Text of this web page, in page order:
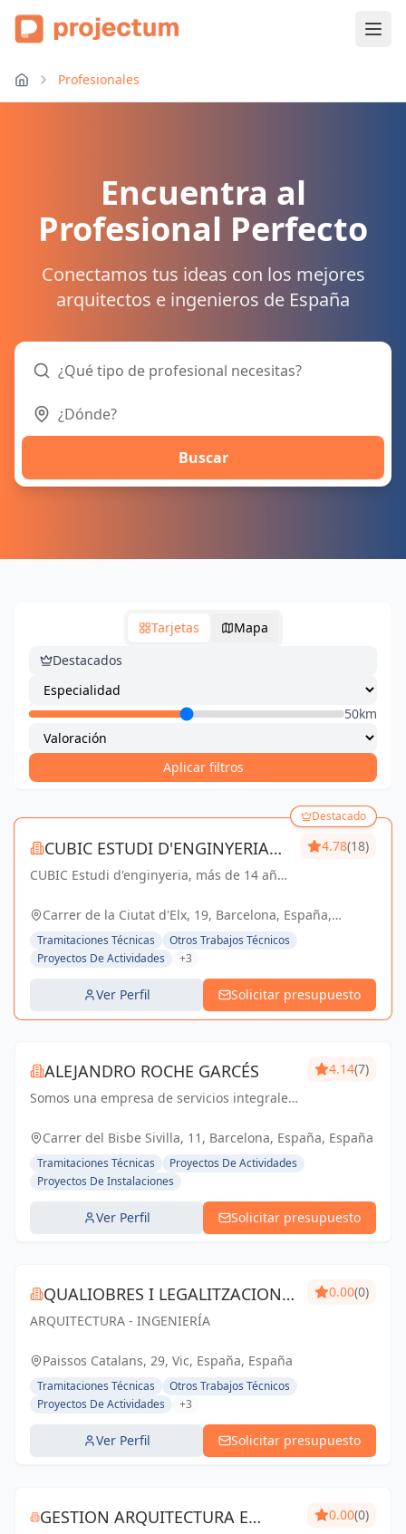
Profesionales
Encuentra al
Profesional Perfecto
Conectamos tus ideas con los mejores
arquitectos e ingenieros de España
Buscar
Tarjetas
Mapa
Destacados
50km
Aplicar filtros
Destacado
CUBIC ESTUDI D'ENGINYERIA
S.L.
CUBIC Estudi d'enginyeria, más de 14 años
Ingeniería con una trayectoria sólida y
4.78(18)
Carrer de la Ciutat d'Elx, 19, Barcelona, España,
España
Tramitaciones Técnicas
Otros Trabajos Técnicos
Proyectos De Actividades
+3
Ver Perfil Solicitar presupuesto
ALEJANDRO ROCHE GARCÉS
Somos una empresa de servicios integrales
necesidades técnicas de nuestr@s clientes
conocimie...
4.14(7)
Carrer del Bisbe Sivilla, 11, Barcelona, España, España
Tramitaciones Técnicas
Proyectos De Actividades
Proyectos De Instalaciones
Ver Perfil Solicitar presupuesto
QUALIOBRES I LEGALITZACIONS
SL
ARQUITECTURA - INGENIERÍA
0.00(0)
Paissos Catalans, 29, Vic, España, España
Tramitaciones Técnicas
Otros Trabajos Técnicos
Proyectos De Actividades
+3
Ver Perfil Solicitar presupuesto
GESTION ARQUITECTURA E
0.00(0)